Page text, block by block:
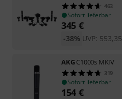
463
Sofort lieferbar
345 €
UVP: 553,35
-38%
AKGC1000s MKIV
319
Sofort lieferbar
154 €